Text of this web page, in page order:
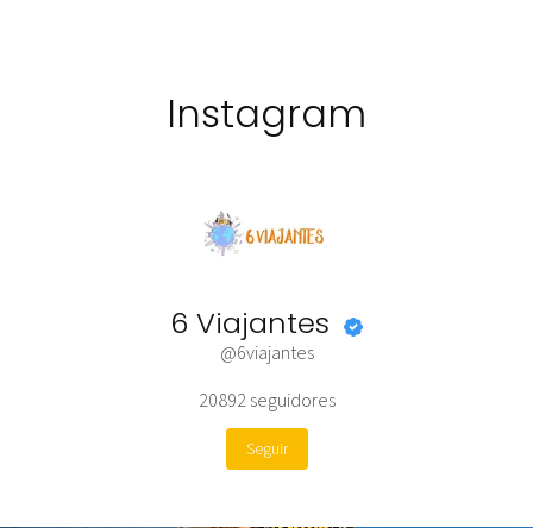
Instagram
6 Viajantes
@6viajantes
20892 seguidores
Seguir